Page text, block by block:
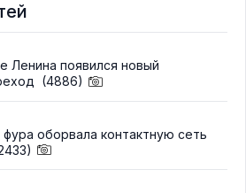
Ленина появился новый
(4886)
оборвала контактную сеть